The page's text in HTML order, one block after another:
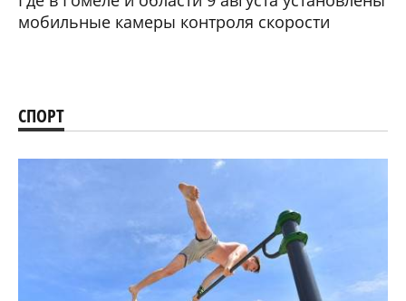
мобильные камеры контроля скорости
СПОРТ